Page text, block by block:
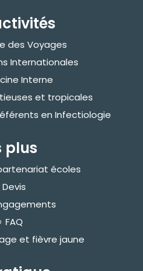
des Voyages
Internationales
Interne
et tropicales
en Infectiologie
plus
écoles
Devis
FAQ
et fièvre jaune